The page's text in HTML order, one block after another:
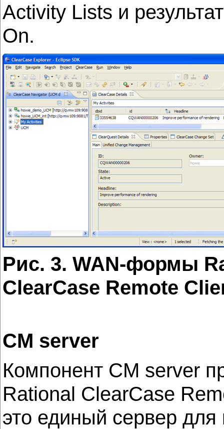
Activity Lists и
On.
Рис. 3. WAN-формы
ClearCase Remote
CM server
Компонент CM server
Rational ClearCase
это единый сервер